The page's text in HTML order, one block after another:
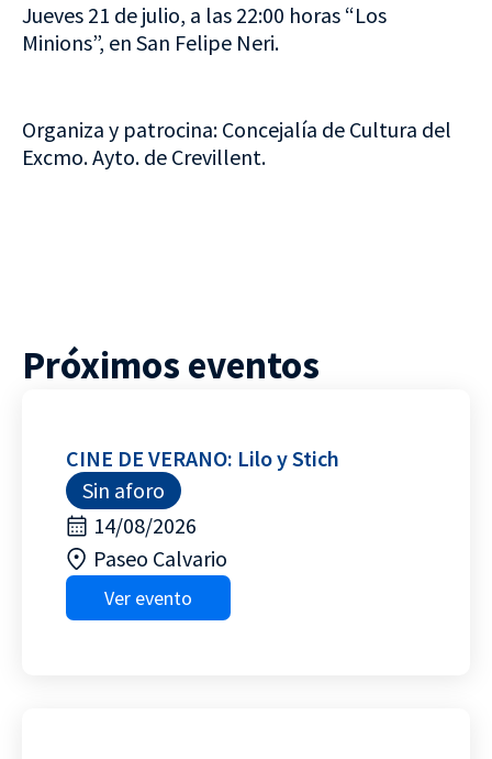
Jueves 21 de julio, a las 22:00 horas “Los
Minions”, en San Felipe Neri.
Organiza y patrocina: Concejalía de Cultura del
Excmo. Ayto. de Crevillent.
Próximos eventos
CINE DE VERANO: Lilo y Stich
Sin aforo
14/08/2026
Paseo Calvario
Ver evento